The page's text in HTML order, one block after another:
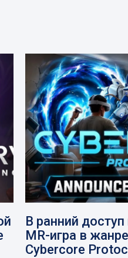
В ранний
MR-игра в
Cybercore